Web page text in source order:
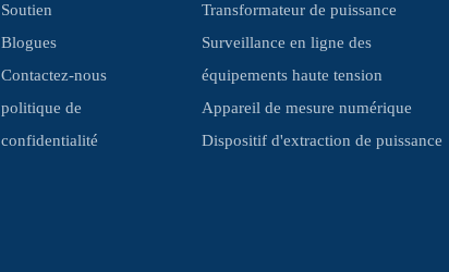
Soutien
Blogues
Contactez-nous
politique de
confidentialité
Transformateur de puissance
Surveillance en ligne des
équipements haute tension
Appareil de mesure numérique
‌Dispositif d'extraction de puissance